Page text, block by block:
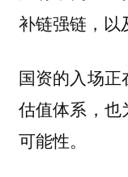
补链强链，以
国资的入场
估值体系，也
可能性。